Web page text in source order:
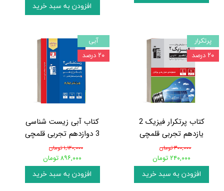
افزودن به سبد خرید
کتاب پرتکرار فیزیک 2
یازدهم تجربی قلمچی
۳۰۰,۰۰۰ تومان
۲۴۰,۰۰۰ تومان
افزودن به سبد خرید
پرتکرار
۲۰ درصد
کتاب آبی زیست شناسی
3 دوازدهم تجربی قلمچی
۱,۱۲۰,۰۰۰ تومان
۸۹۶,۰۰۰ تومان
افزودن به سبد خرید
آبی
۲۰ درصد